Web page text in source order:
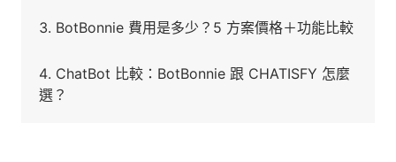
BotBonnie 費用是多少？5 方案價格＋功能比較
ChatBot 比較：BotBonnie 跟 CHATISFY 怎麼
選？